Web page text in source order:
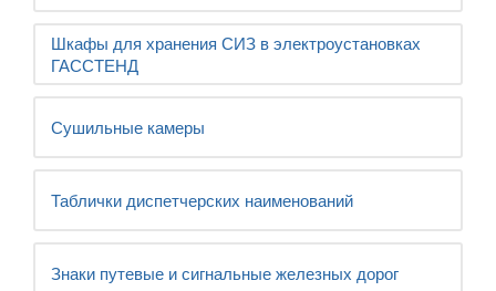
Шкафы для хранения СИЗ в электроустановках
ГАССТЕНД
Сушильные камеры
Таблички диспетчерских наименований
Знаки путевые и сигнальные железных дорог